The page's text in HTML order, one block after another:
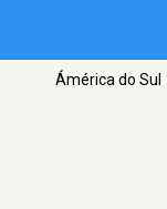
Ámérica do Sul